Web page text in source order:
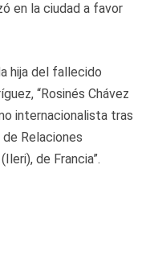
en la ciudad a favor
hija del fallecido
“Rosinés Chávez
internacionalista tras
Relaciones
de Francia”.